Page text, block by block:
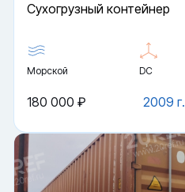
Cухогрузный контейнер
Морской DC
2009 г.
180 000 ₽